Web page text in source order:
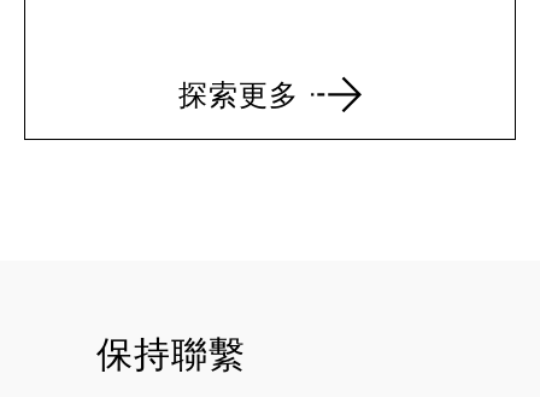
探索更多
保持聯繫